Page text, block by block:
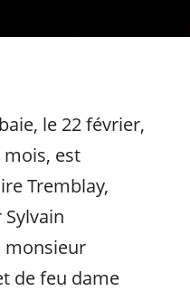
le 22 février,
mois, est
Tremblay,
monsieur
de feu dame